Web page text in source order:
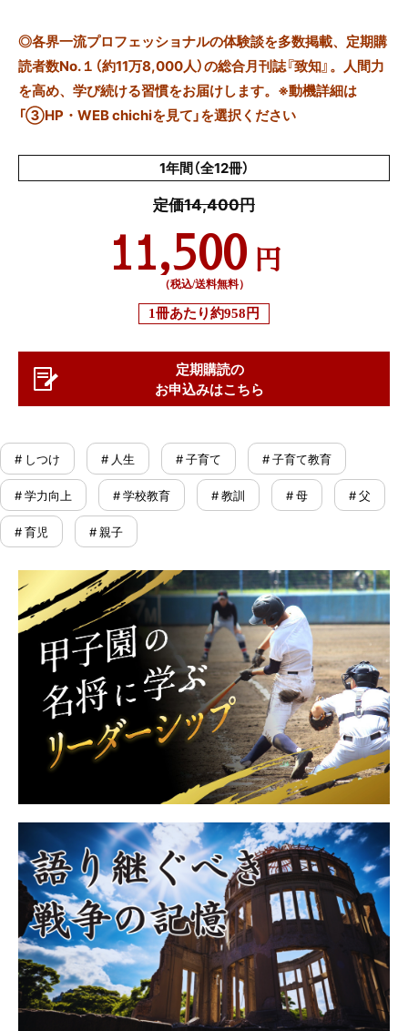
◎各界一流プロフェッショナルの体験談を多数掲載、定期購
読者数No.１（約11万8,000人）の総合月刊誌『致知』。人間力
を高め、学び続ける習慣をお届けします。※動機詳細は
「③HP・WEB chichiを見て」を選択ください
1年間（全12冊）
定価14,400円
11,500 円
（税込/送料無料）
1冊あたり約958円
定期購読の
お申込みはこちら
# しつけ # 人生 # 子育て # 子育て教育
# 学力向上 # 学校教育 # 教訓 # 母 # 父
# 育児 # 親子